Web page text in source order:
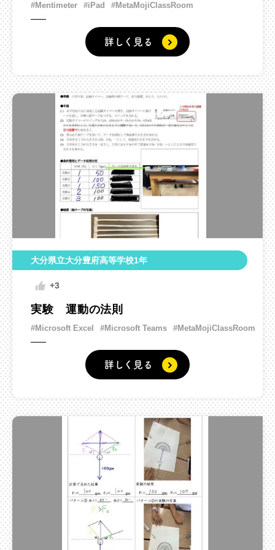
#Mentimeter #iPad #MetaMojiClassRoom
詳しく見る
大分県立大分豊府高等学校1年
+3
実験 運動の法則
#Microsoft Excel #Microsoft Teams #MetaMojiClassRoom
詳しく見る